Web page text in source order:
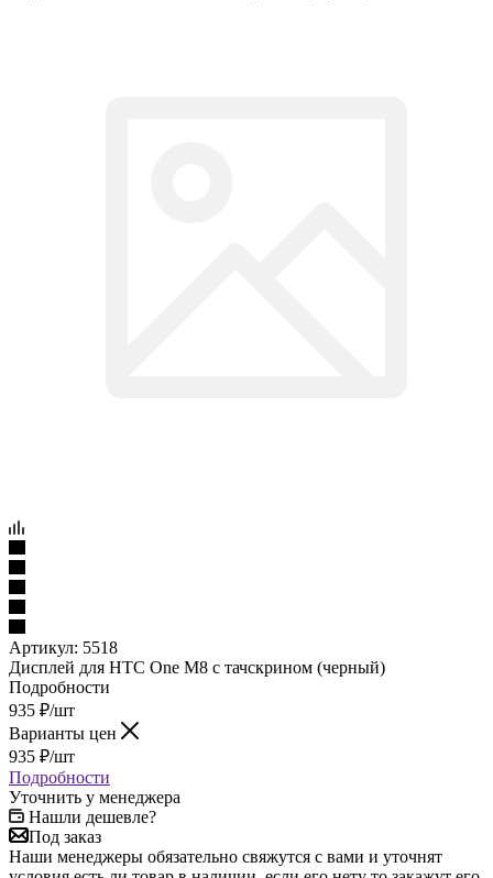
Артикул: 5518
Дисплей для HTC One M8 с тачскрином (черный)
Подробности
935 ₽/шт
Варианты цен
935 ₽/шт
Подробности
Уточнить у менеджера
Нашли дешевле?
Под заказ
Наши менеджеры обязательно свяжутся с вами и уточнят